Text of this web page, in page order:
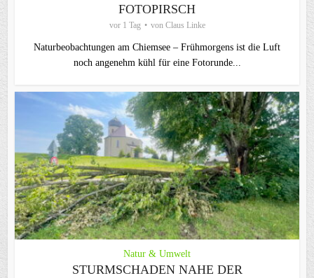
FOTOPIRSCH
vor 1 Tag von Claus Linke
Naturbeobachtungen am Chiemsee – Frühmorgens ist die Luft
noch angenehm kühl für eine Fotorunde...
Natur & Umwelt
STURMSCHADEN NAHE DER